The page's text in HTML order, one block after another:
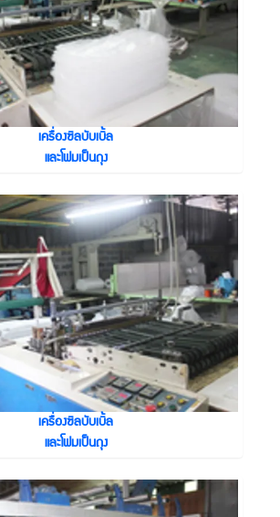
เครื่องซิลบับเบิ้ล
และโฟมเป็นถุง
เครื่องซิลบับเบิ้ล
และโฟมเป็นถุง